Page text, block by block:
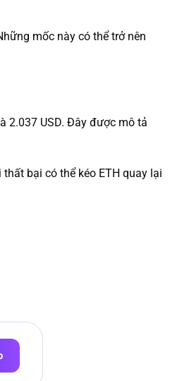
mốc này có thể trở nên
2.037 USD. Đây được mô tả
bại có thể kéo ETH quay lại